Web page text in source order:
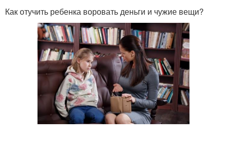
Как отучить ребенка воровать деньги и чужие вещи?